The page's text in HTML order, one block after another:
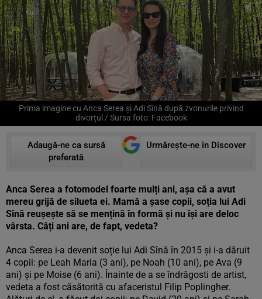
Prima imagine cu Anca Serea și Adi Sînă după zvonurile privind
divorțul / Sursa foto: Facebook
Adaugă-ne ca sursă
preferată
Urmărește-ne în Discover
Anca Serea a fotomodel foarte mulți ani, așa că a avut
mereu grijă de silueta ei. Mamă a șase copii, soția lui Adi
Sînă reușește să se mențină în formă și nu își are deloc
vârsta. Câți ani are, de fapt, vedeta?
Anca Serea i-a devenit soție lui Adi Sînă în 2015 și i-a dăruit
4 copii: pe Leah Maria (3 ani), pe Noah (10 ani), pe Ava (9
ani) şi pe Moise (6 ani). Înainte de a se îndrăgosti de artist,
vedeta a fost căsătorită cu afaceristul Filip Poplingher.